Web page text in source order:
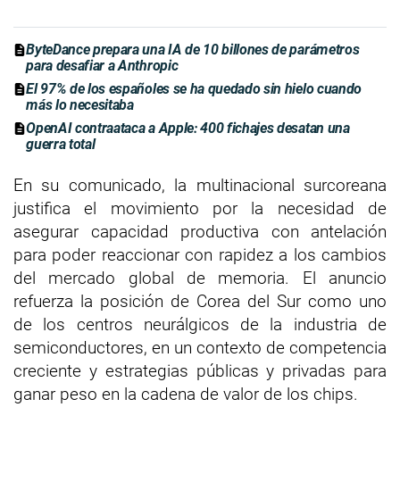
ByteDance prepara una IA de 10 billones de parámetros
para desafiar a Anthropic
El 97% de los españoles se ha quedado sin hielo cuando
más lo necesitaba
OpenAI contraataca a Apple: 400 fichajes desatan una
guerra total
En su comunicado, la multinacional surcoreana
justifica el movimiento por la necesidad de
asegurar capacidad productiva con antelación
para poder reaccionar con rapidez a los cambios
del mercado global de memoria. El anuncio
refuerza la posición de Corea del Sur como uno
de los centros neurálgicos de la industria de
semiconductores, en un contexto de competencia
creciente y estrategias públicas y privadas para
ganar peso en la cadena de valor de los chips.